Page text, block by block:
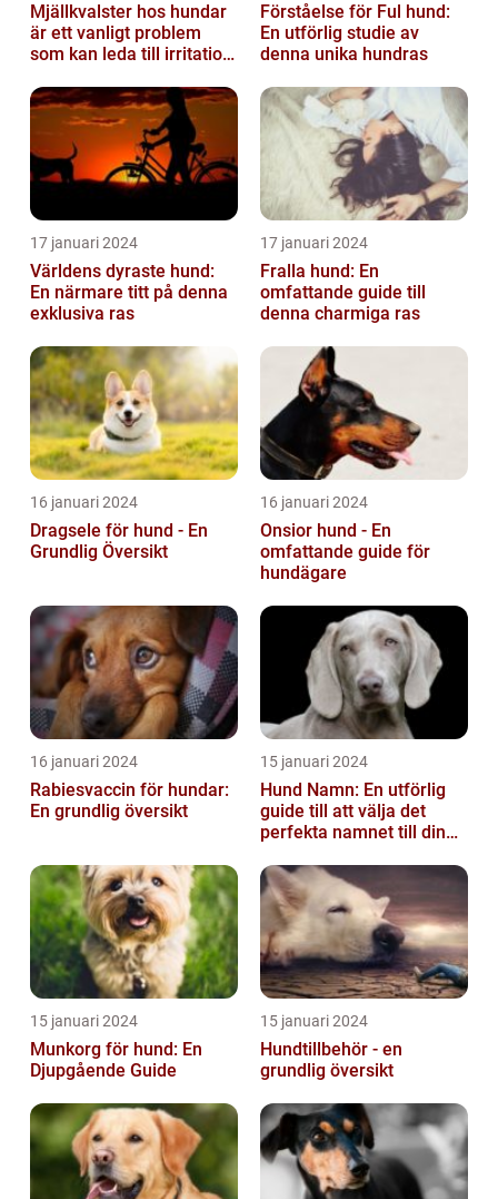
Mjällkvalster hos hundar
är ett vanligt problem
som kan leda till irritation
hun...
Förståelse för Ful hund:
En utförlig studie av
denna unika hundras
17 januari 2024
Världens dyraste hund:
En närmare titt på denna
exklusiva ras
17 januari 2024
Fralla hund: En
omfattande guide till
denna charmiga ras
16 januari 2024
Dragsele för hund - En
Grundlig Översikt
16 januari 2024
Onsior hund - En
omfattande guide för
hundägare
16 januari 2024
Rabiesvaccin för hundar:
En grundlig översikt
15 januari 2024
Hund Namn: En utförlig
guide till att välja det
perfekta namnet till din
15 januari 2024
Munkorg för hund: En
Djupgående Guide
15 januari 2024
Hundtillbehör - en
grundlig översikt